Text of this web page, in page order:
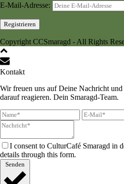
E-Mail-Adresse:
Copyright CCSmaragd - All Rights
Kontakt
Wir freuen uns auf Deine Nachricht
darauf reagieren. Dein Smaragd-Team.
I consent to CulturCafé Smaragd in
details through this form.
Senden